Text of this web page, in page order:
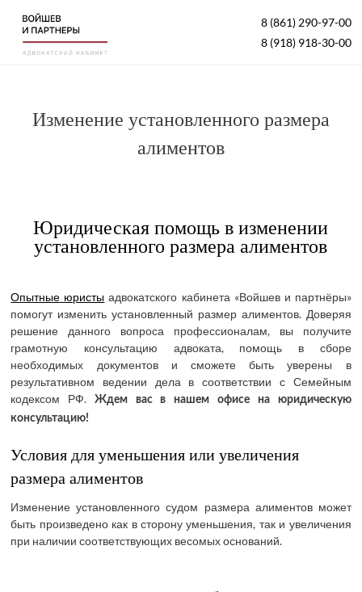
8 (861) 290-97-00
8 (918) 918-30-00
Изменение установленного размера
алиментов
Юридическая помощь в изменении
установленного размера алиментов
Опытные юристы адвокатского кабинета «Войшев и партнёры»
помогут изменить установленный размер алиментов. Доверяя
решение данного вопроса профессионалам, вы получите
грамотную консультацию адвоката, помощь в сборе
необходимых документов и сможете быть уверены в
результативном ведении дела в соответствии с Семейным
кодексом РФ.
Ждем вас в нашем офисе на юридическую
консультацию!
Условия для уменьшения или увеличения
размера алиментов
Изменение установленного судом размера алиментов может
быть произведено как в сторону уменьшения, так и увеличения
при наличии соответствующих весомых оснований.